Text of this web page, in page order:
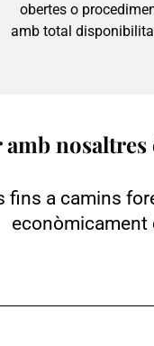
obertes o
amb total
fins a camins